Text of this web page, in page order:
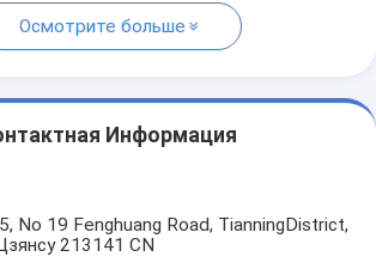
Осмотрите больше
Информация
No 19 Fenghuang Road, TianningDistrict,
213141 CN